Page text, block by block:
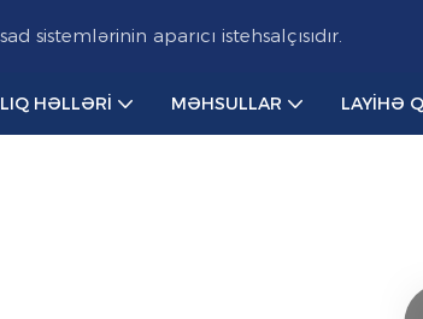
sistemlərinin aparıcı istehsalçısıdır.
HƏLLƏRI MƏHSULLAR LAYIHƏ